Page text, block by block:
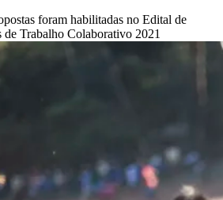
foram habilitadas no Edital de
de Trabalho Colaborativo 2021